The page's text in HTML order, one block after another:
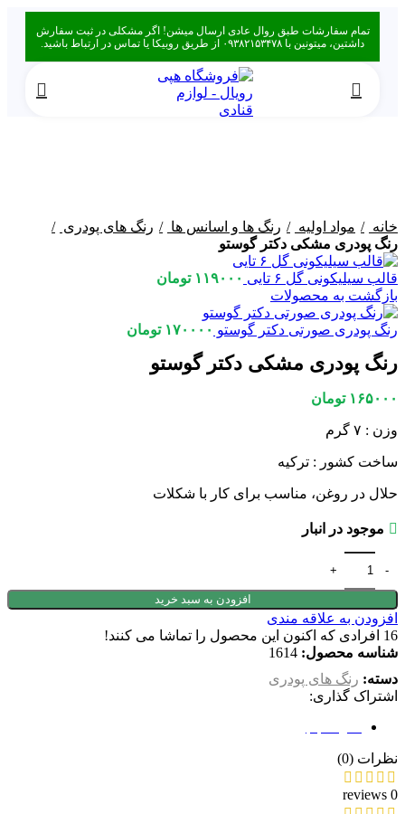
تمام سفارشات طبق روال عادی ارسال میشن! اگر مشکلی در ثبت سفارش
داشتین، میتونین با ۰۹۳۸۲۱۵۳۴۷۸ از طریق روبیکا یا تماس در ارتباط باشید.
خانه
مواد اولیه رنگ ها و اسانس ها
رنگ های پودری
رنگ پودری مشکی دکتر گوستو
قالب سیلیکونی گل ۶ تایی ۱۱۹۰۰۰ تومان
بازگشت به محصولات
رنگ پودری صورتی دکتر گوستو ۱۷۰۰۰۰ تومان
رنگ پودری مشکی دکتر گوستو
۱۶۵۰۰۰ تومان
وزن : ۷ گرم
ساخت کشور : ترکیه
حلال در روغن، مناسب برای کار با شکلات
موجود در انبار
افزودن به سبد خرید
افزودن به علاقه مندی
16 افرادی که اکنون این محصول را تماشا می کنند!
شناسه محصول: 1614
دسته: رنگ های پودری
اشتراک گذاری:
نظرات (0)
0 reviews